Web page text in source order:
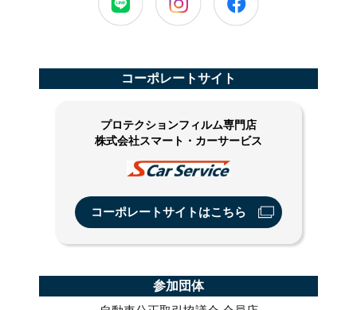
コーポレートサイト
プロテクションフィルム専門店
株式会社スマート・カーサービス
コーポレートサイトはこちら
参加団体